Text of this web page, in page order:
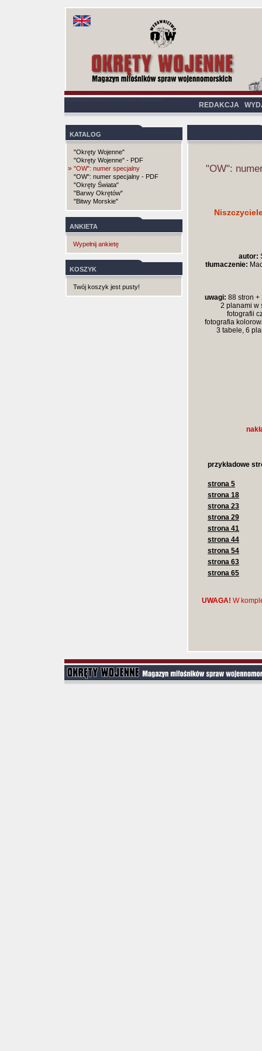
REDAKCJA
KATALOG
"Okręty Wojenne"
"Okręty Wojenne" - PDF
» "OW": numer specjalny
"OW": numer specjalny - PDF
"Okręty Świata"
"Barwy Okrętów"
"Bitwy Morskie"
ANKIETA
Wypełnij ankietę
KOSZYK
Twój koszyk jest pusty!
"OW":
autor:
tłumaczenie:
uwagi: 88 stron +
2 planami w
fotografii
fotografia
3 tabele, 6
przykładowe
strona 5
strona 18
strona 23
strona 29
strona 41
strona 44
strona 54
strona 63
strona 65
UWAGA! W